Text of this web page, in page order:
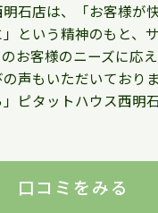
石店は、「お客様が
という精神のもと、
お客様のニーズに応え
声もいただいており
ピタットハウス西明
口コミをみる